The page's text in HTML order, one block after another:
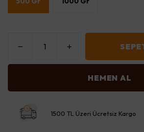
HEMEN AL
1500 TL Üzeri Ücretsiz Kargo